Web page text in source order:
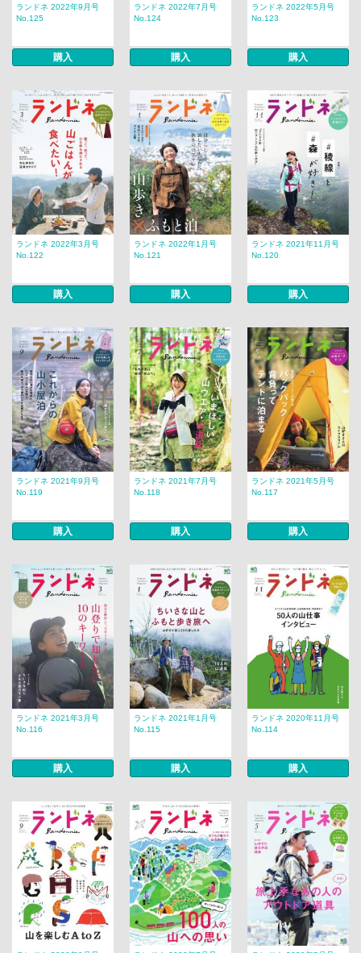
ランドネ 2022年9月号
No.125
購入
ランドネ 2022年7月号
No.124
購入
ランドネ 2022年5月号
No.123
購入
ランドネ 2022年3月号
No.122
購入
ランドネ 2022年1月号
No.121
購入
ランドネ 2021年11月号
No.120
購入
ランドネ 2021年9月号
No.119
購入
ランドネ 2021年7月号
No.118
購入
ランドネ 2021年5月号
No.117
購入
ランドネ 2021年3月号
No.116
購入
ランドネ 2021年1月号
No.115
購入
ランドネ 2020年11月号
No.114
購入